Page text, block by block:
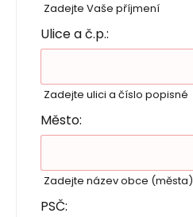
Zadejte Vaše příjmení
Ulice a č.p.:
Zadejte ulici a číslo popisné
Město:
Zadejte název obce (města)
PSČ: